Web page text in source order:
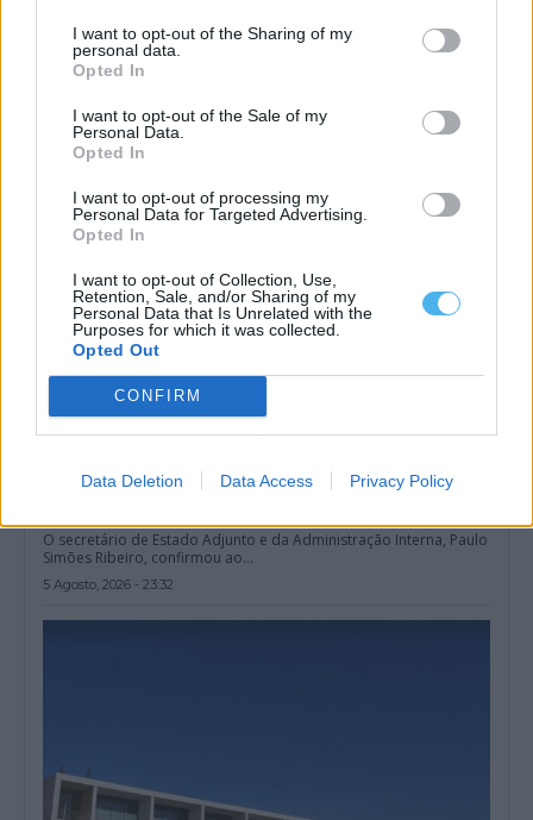
I want to opt-out of the Sharing of my
personal data.
Opted In
I want to opt-out of the Sale of my
Personal Data.
Opted In
I want to opt-out of processing my
Personal Data for Targeted Advertising.
Opted In
I want to opt-out of Collection, Use,
Retention, Sale, and/or Sharing of my
Personal Data that Is Unrelated with the
Purposes for which it was collected.
Opted Out
CONFIRM
Data Deletion Data Access Privacy Policy
Entidades do Alentejo recebem 738,8 mil euros para projetos
em áreas protegidas
Quatro entidades com ligação ao Alentejo vão receber um total
de 738,8 mil euros...
6 Agosto, 2026 - 09:49
O secretário de Estado Adjunto e da Administração Interna, Paulo
Simões Ribeiro, confirmou ao...
5 Agosto, 2026 - 23:32